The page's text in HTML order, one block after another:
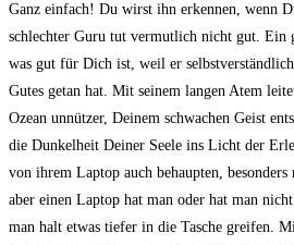
Ganz einfach! Du wirst ihn erkennen, wenn
schlechter Guru tut vermutlich nicht gut. Ein
was gut für Dich ist, weil er
Gutes getan hat. Mit seinem langen Atem
Ozean unnützer, Deinem schwachen Geist
die Dunkelheit Deiner Seele ins Licht der
von ihrem Laptop auch behaupten, besonders
aber einen Laptop hat man oder hat man
man halt etwas tiefer in die Tasche greifen.